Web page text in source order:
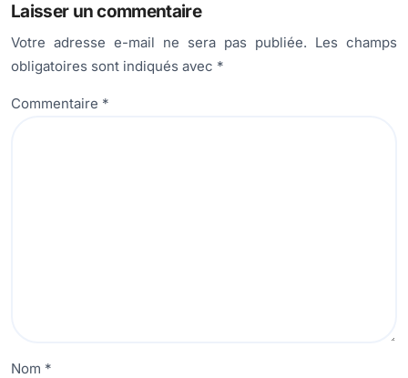
Laisser un commentaire
Votre adresse e-mail ne sera pas publiée. Les champs
obligatoires sont indiqués avec *
Commentaire *
Nom *